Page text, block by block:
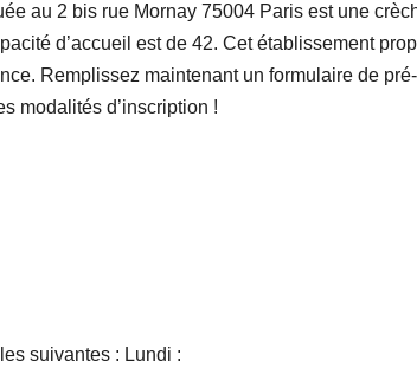
au 2 bis rue Mornay 75004 Paris est une
d’accueil est de 42. Cet établissement
Remplissez maintenant un formulaire de
modalités d’inscription !
suivantes : Lundi :